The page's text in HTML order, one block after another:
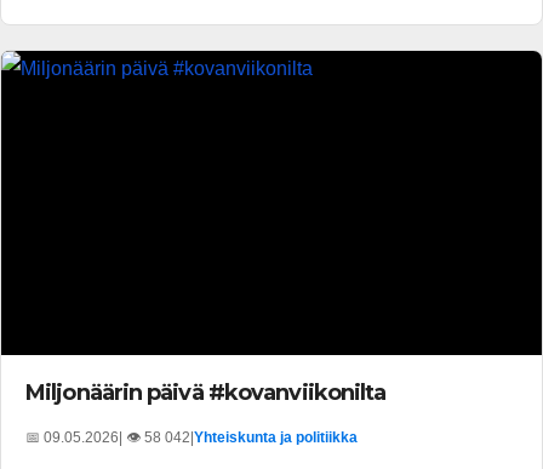
Miljonäärin päivä #kovanviikonilta
📅 09.05.2026| 👁️ 58 042|Yhteiskunta ja politiikka